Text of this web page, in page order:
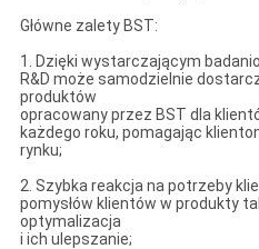
Główne zalety BST:
1. Dzięki wystarczającym
R&D może samodzielnie
produktów
opracowany przez BST dla
każdego roku, pomagając
rynku;
2. Szybka reakcja na potrzeby
pomysłów klientów w produkty
optymalizacja
i ich ulepszanie;